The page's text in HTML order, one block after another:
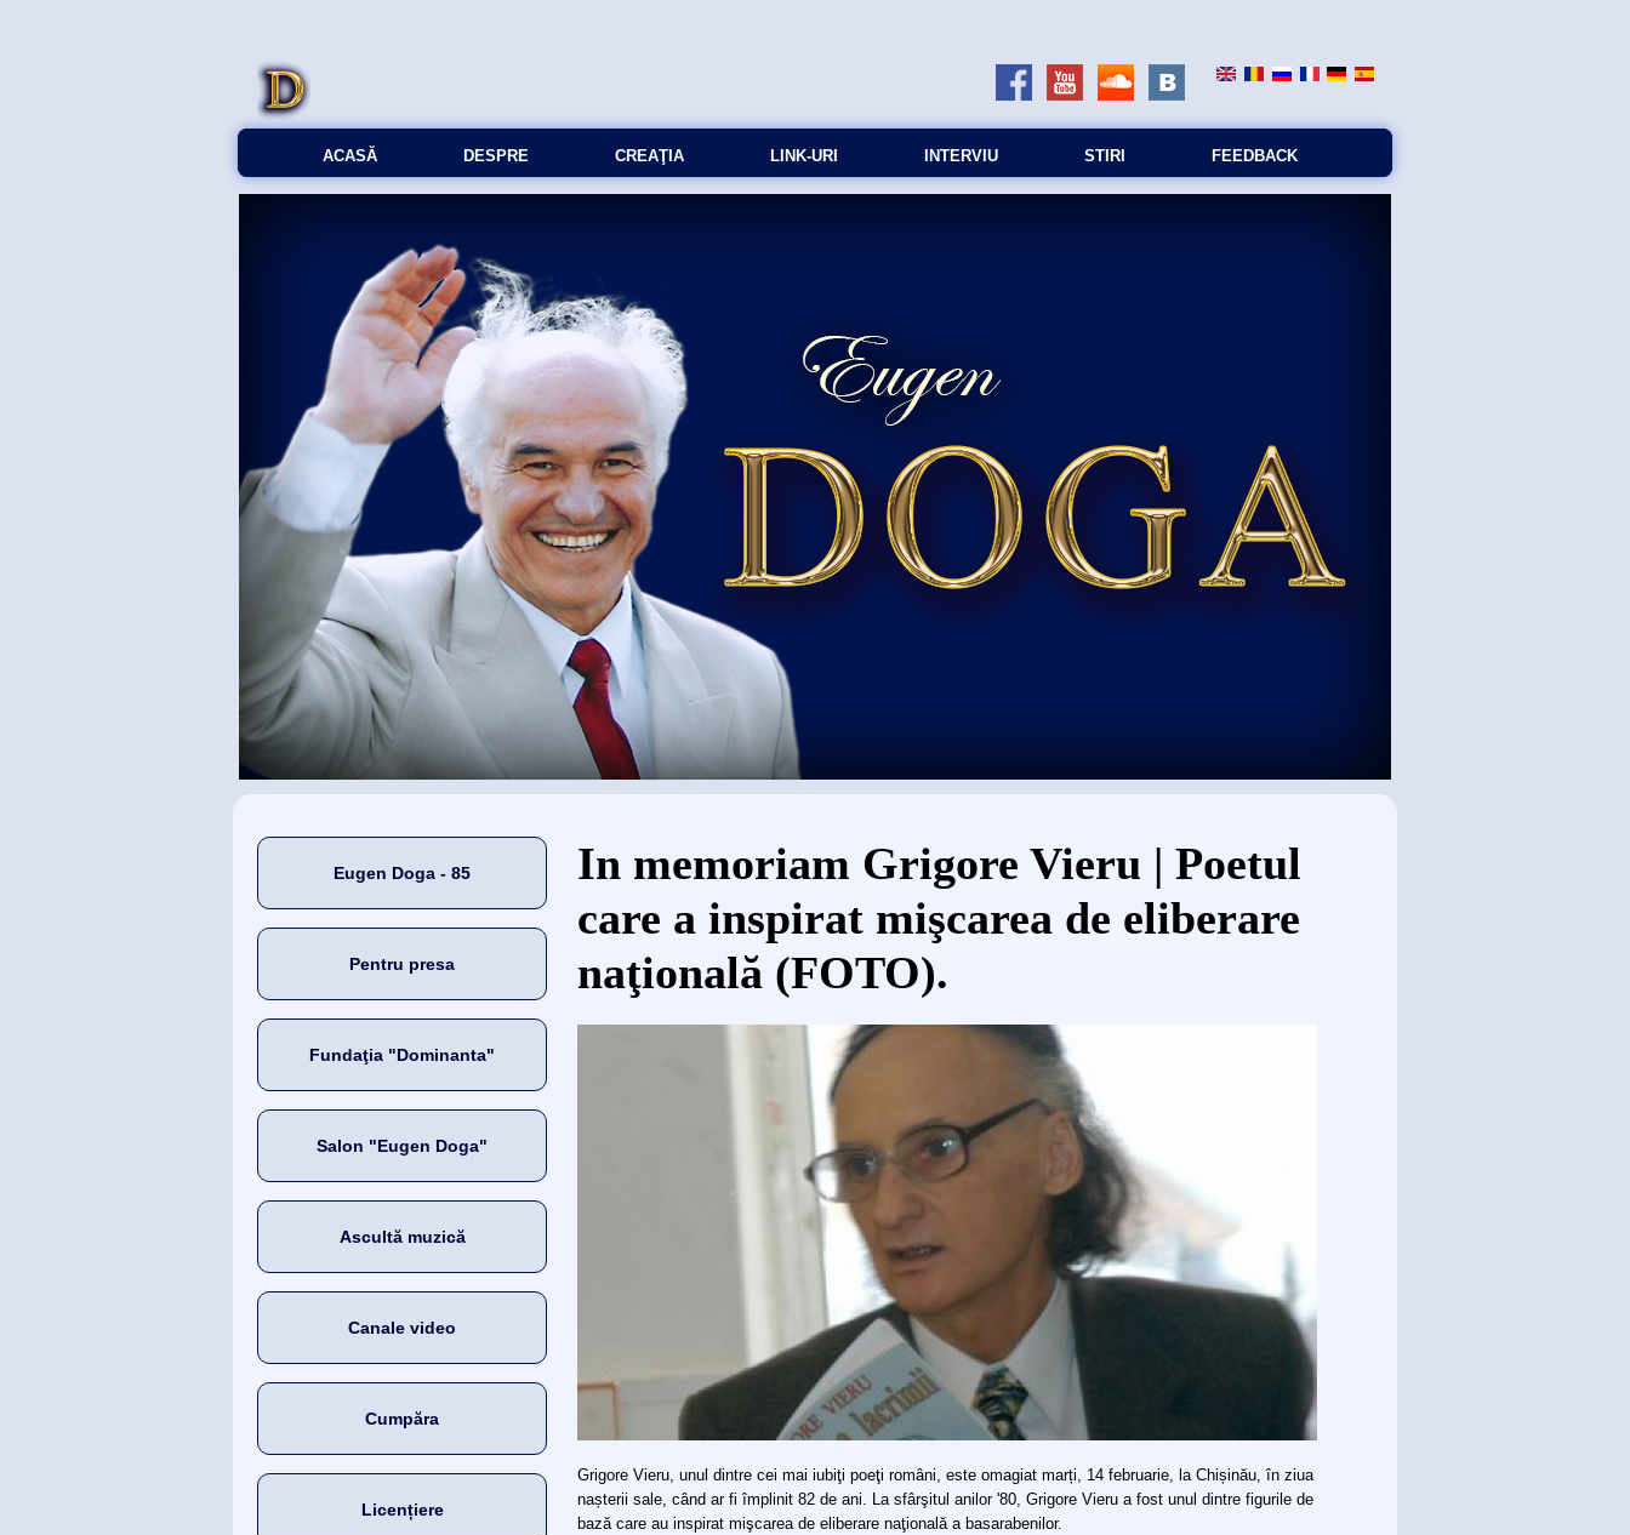
ACASĂ DESPRE CREAŢIA LINK-URI INTERVIU STIRI FEEDBACK
Eugen Doga - 85
Pentru presa
Fundaţia "Dominanta"
Salon "Eugen Doga"
Ascultă muzică
Canale video
Cumpăra
Licențiere
Eşti aici
In memoriam Grigore Vieru | Poetul
care a inspirat mişcarea de eliberare
naţională (FOTO).
Grigore Vieru, unul dintre cei mai iubiţi poeţi români, este omagiat marți, 14 februarie, la Chișinău, în ziua
nașterii sale, când ar fi împlinit 82 de ani. La sfârşitul anilor '80, Grigore Vieru a fost unul dintre figurile de
bază care au inspirat mişcarea de eliberare naţională a basarabenilor.